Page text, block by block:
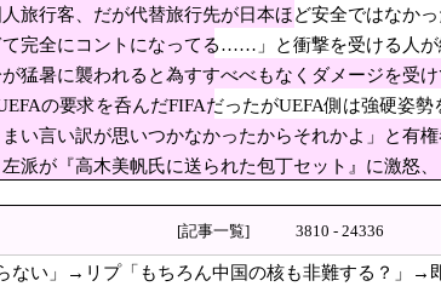
期
防止の条例策定へ
コントになってる……」と衝撃を受ける
ミ袋を買ってレシート見たら消費税はゼロになる
』の声も。そういう人が日本の総理」→ツッコミ多数「石破さん
に200台も売れたんだそうです…」
上はワクチンを接種-東大と東北大が3万人を調査
旅行客、だが代替旅行先が日本ほど安全ではなか
完全にコントになってる……」と衝撃を受ける人が
猛暑に襲われると為すすべべもなくダメージを受け
の要求を呑んだFIFAだったがUEFA側は強硬姿勢
い言い訳が思いつかなかったからそれかよ」と有権
派が『高木美帆氏に送られた包丁セット』に激怒、
[記事一覧] 3810 - 24336
ない」→リプ「もちろん中国の核も非難する？」→